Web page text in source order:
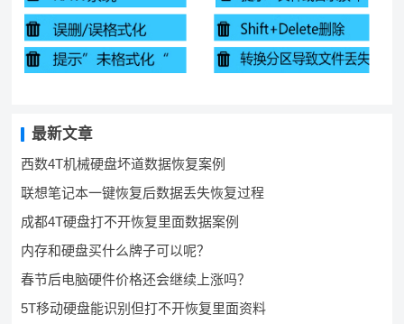
最新文章
西数4T机械硬盘坏道数据恢复案例
联想笔记本一键恢复后数据丢失恢复过程
成都4T硬盘打不开恢复里面数据案例
内存和硬盘买什么牌子可以呢？
春节后电脑硬件价格还会继续上涨吗？
5T移动硬盘能识别但打不开恢复里面资料